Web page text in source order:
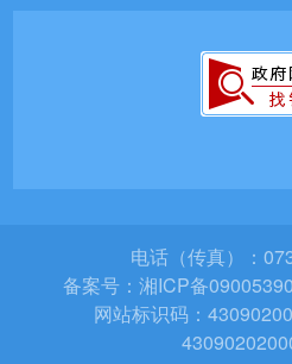
电话（传真）：
备案号： 湘ICP备
网站标识码：